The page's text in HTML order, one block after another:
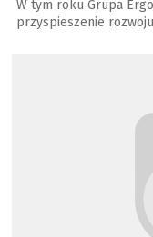
W tym roku Grupa
przyspieszenie